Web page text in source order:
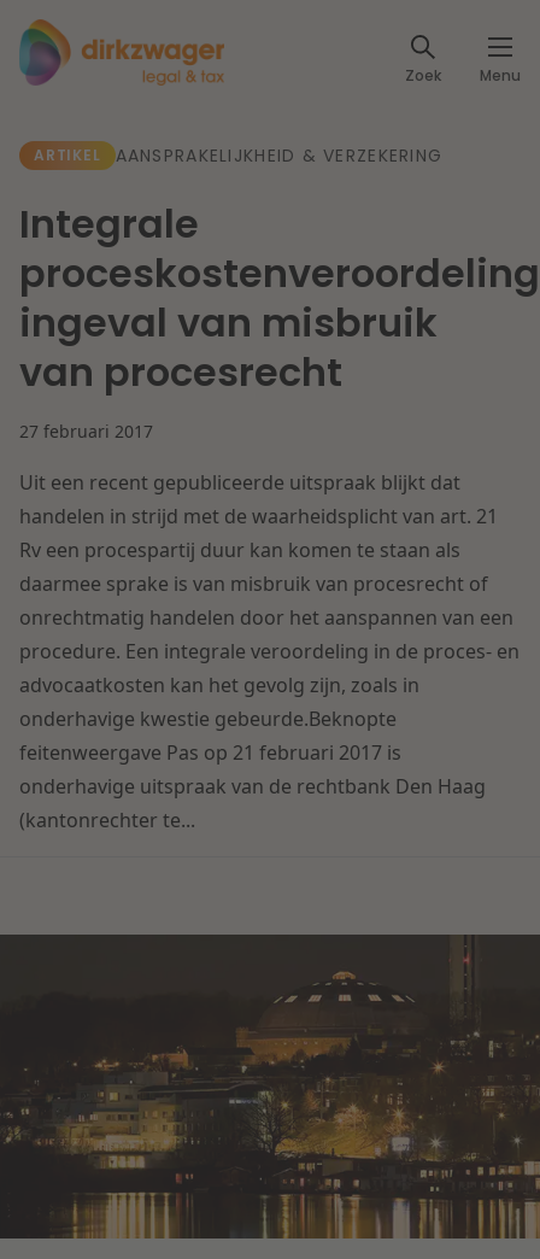
Zoek Menu
Expertises
Fiscaal
Arbeid & Pensioen
IE & Innovatie
Herstructurering & Insolventie
Energie
Zorg & Sociaal domein
Vastgoed
Aansprakelijkheid & Verzekering
Litigation
Onderwijs
Lees meer
Lees meer
Dichtbij de kansen en uitdagingen in de
woningbouw
Lees meer
Dichtbij de wendbare onderneming
Lees meer
Artikelen
Klantcases
Events
Specialisten
Over ons
Internationale partners
Nieuws
Werken bij
Contact
Nederlands
ARTIKEL AANSPRAKELIJKHEID & VERZEKERING
Integrale
proceskostenveroordeling
ingeval van misbruik
van procesrecht
27 februari 2017
Uit een recent gepubliceerde uitspraak blijkt dat
handelen in strijd met de waarheidsplicht van art. 21
Rv een procespartij duur kan komen te staan als
daarmee sprake is van misbruik van procesrecht of
onrechtmatig handelen door het aanspannen van een
procedure. Een integrale veroordeling in de proces- en
advocaatkosten kan het gevolg zijn, zoals in
onderhavige kwestie gebeurde.Beknopte
feitenweergave Pas op 21 februari 2017 is
onderhavige uitspraak van de rechtbank Den Haag
(kantonrechter te...